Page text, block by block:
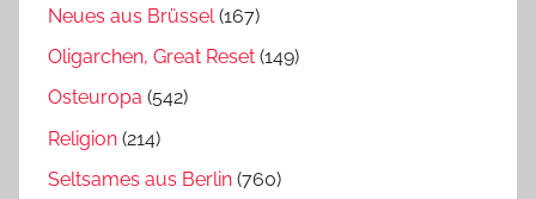
Neues aus Brüssel (167)
Oligarchen, Great Reset (149)
Osteuropa (542)
Religion (214)
Seltsames aus Berlin (760)